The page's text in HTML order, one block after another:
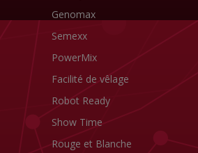
Genomax
Semexx
PowerMix
Facilité de vêlage
Robot Ready
Show Time
Rouge et Blanche